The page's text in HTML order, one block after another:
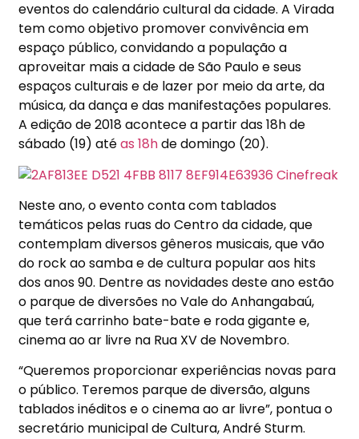
eventos do calendário cultural da cidade. A Virada
tem como objetivo promover convivência em
espaço público, convidando a população a
aproveitar mais a cidade de São Paulo e seus
espaços culturais e de lazer por meio da arte, da
música, da dança e das manifestações populares.
A edição de 2018 acontece a partir das 18h de
sábado (19) atéas 18hde domingo (20).
Neste ano, o evento conta com tablados
temáticos pelas ruas do Centro da cidade, que
contemplam diversos gêneros musicais, que vão
do rock ao samba e de cultura popular aos hits
dos anos 90. Dentre as novidades deste ano estão
o parque de diversões no Vale do Anhangabaú,
que terá carrinho bate-bate e roda gigante e,
cinema ao ar livre na Rua XV de Novembro.
“Queremos proporcionar experiências novas para
o público. Teremos parque de diversão, alguns
tablados inéditos e o cinema ao ar livre”, pontua o
secretário municipal de Cultura, André Sturm.